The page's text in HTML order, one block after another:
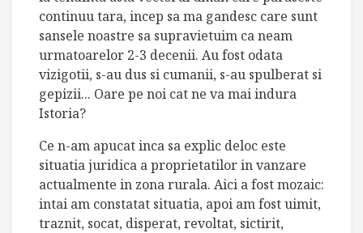
continuu tara, incep sa ma gandesc care sunt
sansele noastre sa supravietuim ca neam
urmatoarelor 2-3 decenii. Au fost odata
vizigotii, s-au dus si cumanii, s-au spulberat si
gepizii... Oare pe noi cat ne va mai indura
Istoria?
Ce n-am apucat inca sa explic deloc este
situatia juridica a proprietatilor in vanzare
actualmente in zona rurala. Aici a fost mozaic:
intai am constatat situatia, apoi am fost uimit,
traznit, socat, disperat, revoltat, sictirit,